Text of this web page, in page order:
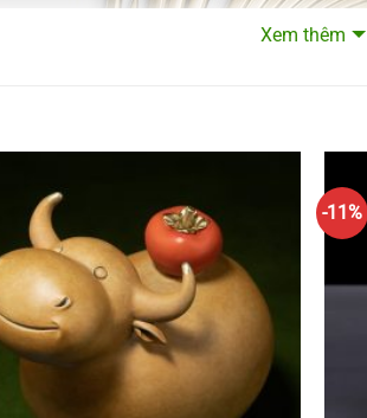
Xem thêm
-11%